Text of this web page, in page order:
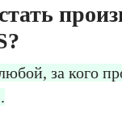
за кого